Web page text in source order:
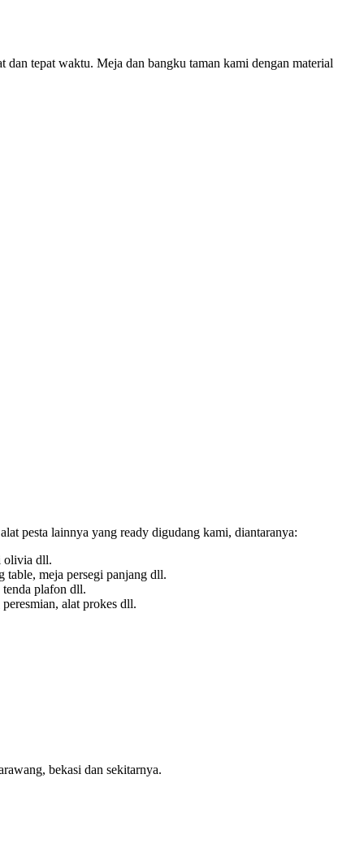
tepat waktu. Meja dan bangku taman kami dengan material
pesta lainnya yang ready digudang kami, diantaranya:
olivia dll.
table, meja persegi panjang dll.
tenda plafon dll.
alat prokes dll.
bekasi dan sekitarnya.